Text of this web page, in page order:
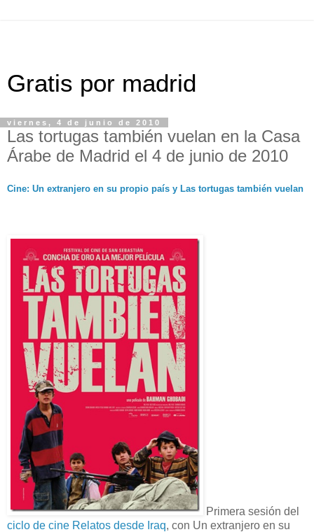
Gratis por madrid
viernes, 4 de junio de 2010
Las tortugas también vuelan en la Casa
Árabe de Madrid el 4 de junio de 2010
Cine: Un extranjero en su propio país y Las tortugas también vuelan
Primera sesión del
ciclo de cine Relatos desde Iraq, con Un extranjero en su